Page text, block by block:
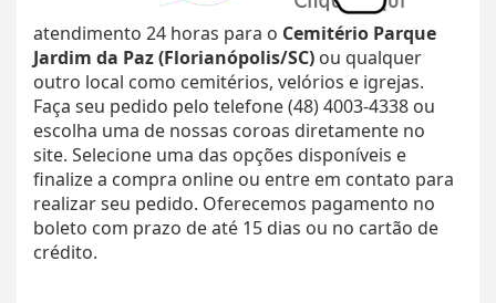
atendimento 24 horas para o Cemitério Parque
Jardim da Paz (Florianópolis/SC) ou qualquer
outro local como cemitérios, velórios e igrejas.
Faça seu pedido pelo telefone (48) 4003-4338 ou
escolha uma de nossas coroas diretamente no
site. Selecione uma das opções disponíveis e
finalize a compra online ou entre em contato para
realizar seu pedido. Oferecemos pagamento no
boleto com prazo de até 15 dias ou no cartão de
crédito.